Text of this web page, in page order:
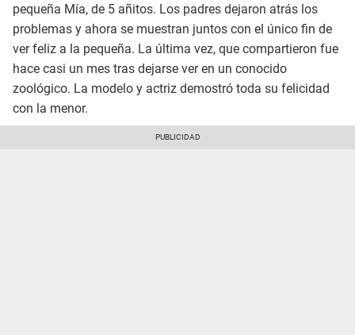
pequeña Mía, de 5 añitos. Los padres dejaron atrás los
problemas y ahora se muestran juntos con el único fin de
ver feliz a la pequeña. La última vez, que compartieron fue
hace casi un mes tras dejarse ver en un conocido
zoológico. La modelo y actriz demostró toda su felicidad
con la menor.